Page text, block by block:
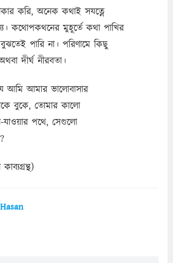
করি, অনেক কথাই সযত্নে
কথোপকথনের মুহূর্তে কথা পাখির
পারি না। পরিণামে কিছু
দীর্ঘ নীরবতা।
আমার ভালোবাসার
বুকে, তোমার কালো
পথে, সেগুলো